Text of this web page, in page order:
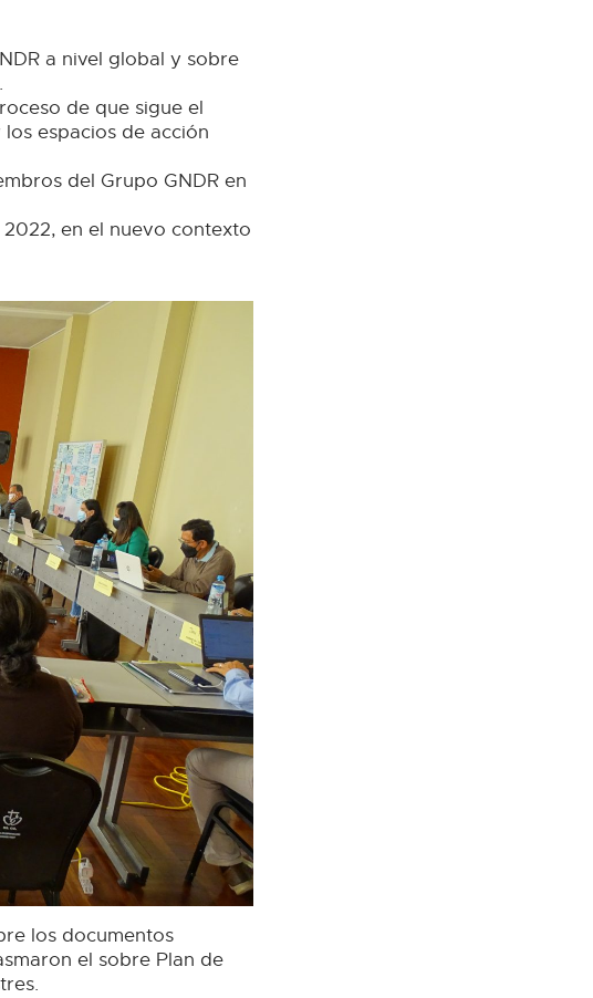
a nivel global y sobre
de que sigue el
espacios de acción
del Grupo GNDR en
en el nuevo contexto
los documentos
el sobre Plan de